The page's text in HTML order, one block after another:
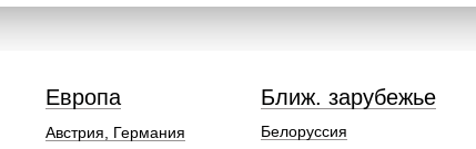
Белоруссия
Ближ. зарубежье
Австрия, Германия
Европа